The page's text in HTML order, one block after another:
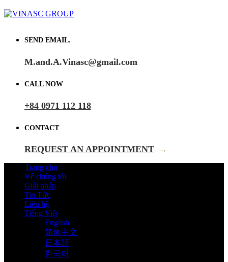
SEND EMAIL.
M.and.A.Vinasc@gmail.com
CALL NOW
+84 0971 112 118
CONTACT
REQUEST AN APPOINTMENT →
Trang chủ
Về chúng tôi
Giải pháp
Tin Tức
Liên hệ
Tiếng Việt
English
简体中文
日本語
한국어